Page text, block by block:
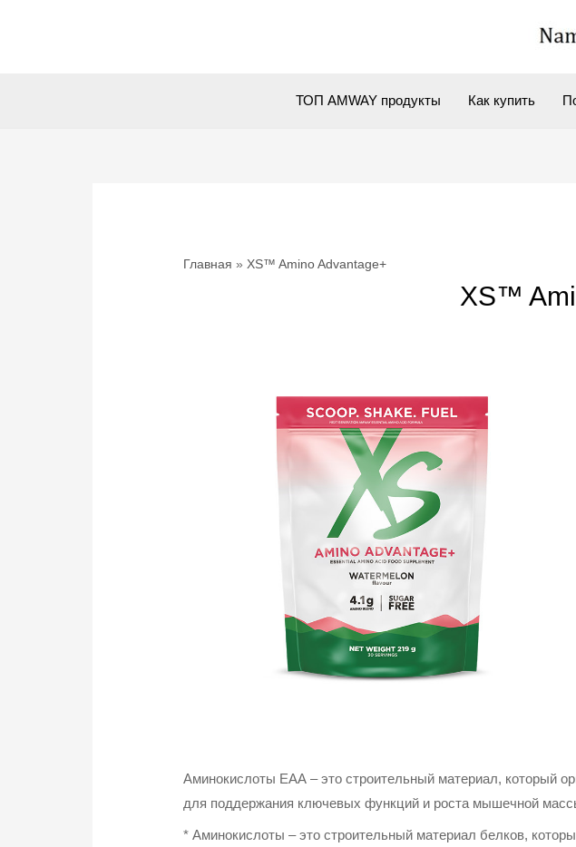
ТОП AMWAY продукты Как купить
Главная XS™ Amino Advantage+
XS™
Аминокислоты EAA – это строительный материал, который
для поддержания ключевых функций и роста мышечной
* Аминокислоты – это строительный материал белков,